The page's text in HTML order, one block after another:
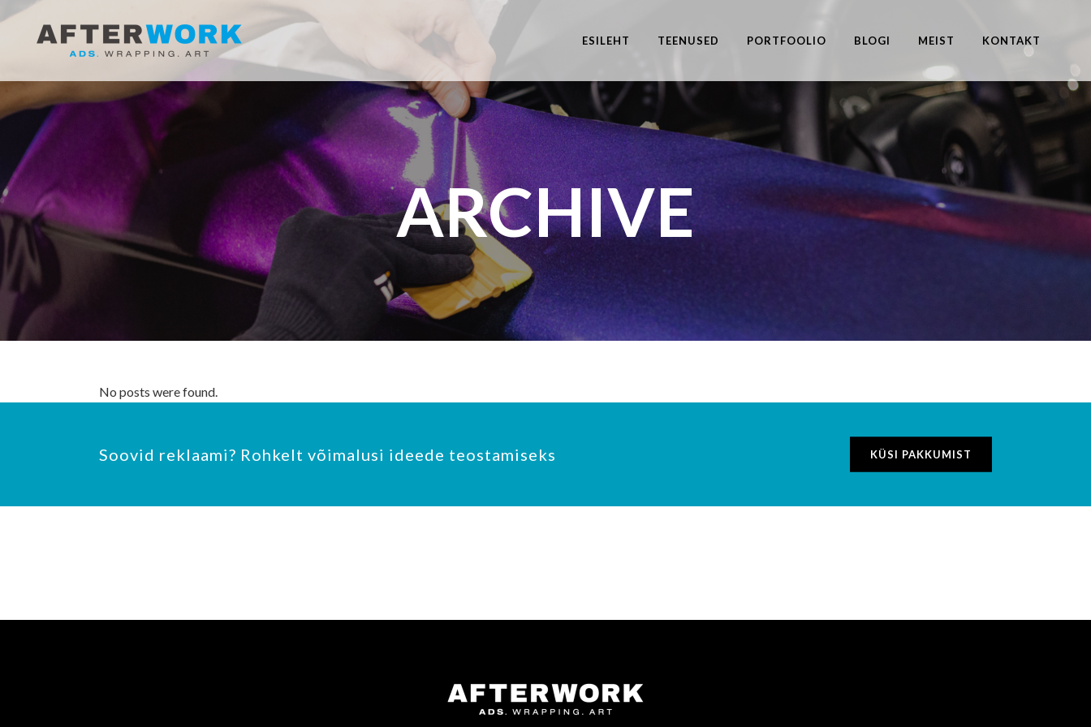
ESILEHT TEENUSED PORTFOOLIO BLOGI MEIST KONTAKT
ARCHIVE
No posts were found.
Soovid reklaami? Rohkelt võimalusi ideede teostamiseks KÜSI PAKKUMIST